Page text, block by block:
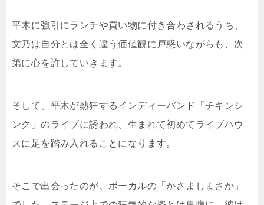
平木に強引にランチや買い物に付き合わされるうち、
文乃は自分とは全く違う価値観に戸惑いながらも、次
第に心を許していきます。
そして、平木が熱狂するインディーバンド「チキンシ
ンク」のライブに誘われ、生まれて初めてライブハウ
スに足を踏み入れることになります。
そこで出会ったのが、ボーカルの「かさましまさか」